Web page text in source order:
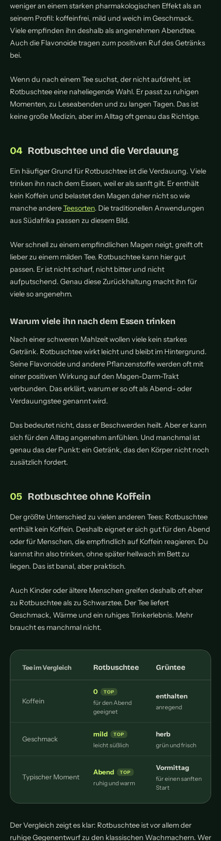
weniger an einem starken pharmakologischen Effekt als an
seinem Profil: koffeinfrei, mild und weich im Geschmack.
Viele empfinden ihn deshalb als angenehmen Abendtee.
Auch die Flavonoide tragen zum positiven Ruf des Getränks
bei.
Wenn du nach einem Tee suchst, der nicht aufdreht, ist
Rotbuschtee eine naheliegende Wahl. Er passt zu ruhigen
Momenten, zu Leseabenden und zu langen Tagen. Das ist
keine große Medizin, aber im Alltag oft genau das Richtige.
Rotbuschtee und die Verdauung
Ein häufiger Grund für Rotbuschtee ist die Verdauung. Viele
trinken ihn nach dem Essen, weil er als sanft gilt. Er enthält
kein Koffein und belastet den Magen daher nicht so wie
manche andereTeesorten. Die traditionellen Anwendungen
aus Südafrika passen zu diesem Bild.
Wer schnell zu einem empfindlichen Magen neigt, greift oft
lieber zu einem milden Tee. Rotbuschtee kann hier gut
passen. Er ist nicht scharf, nicht bitter und nicht
aufputschend. Genau diese Zurückhaltung macht ihn für
viele so angenehm.
Warum viele ihn nach dem Essen trinken
Nach einer schweren Mahlzeit wollen viele kein starkes
Getränk. Rotbuschtee wirkt leicht und bleibt im Hintergrund.
Seine Flavonoide und andere Pflanzenstoffe werden oft mit
einer positiven Wirkung auf den Magen-Darm-Trakt
verbunden. Das erklärt, warum er so oft als Abend- oder
Verdauungstee genannt wird.
Das bedeutet nicht, dass er Beschwerden heilt. Aber er kann
sich für den Alltag angenehm anfühlen. Und manchmal ist
genau das der Punkt: ein Getränk, das den Körper nicht noch
zusätzlich fordert.
Rotbuschtee ohne Koffein
Der größte Unterschied zu vielen anderen Tees: Rotbuschtee
enthält kein Koffein. Deshalb eignet er sich gut für den Abend
oder für Menschen, die empfindlich auf Koffein reagieren. Du
kannst ihn also trinken, ohne später hellwach im Bett zu
liegen. Das ist banal, aber praktisch.
Auch Kinder oder ältere Menschen greifen deshalb oft eher
zu Rotbuschtee als zu Schwarztee. Der Tee liefert
Geschmack, Wärme und ein ruhiges Trinkerlebnis. Mehr
braucht es manchmal nicht.
Tee im Vergleich Rotbuschtee Grüntee
Koffein
0
für den Abend
geeignet
enthalten
anregend
Geschmack
mild
leicht süßlich
herb
grün und frisch
Typischer Moment
Abend
ruhig und warm
Vormittag
für einen sanften
Start
Der Vergleich zeigt es klar: Rotbuschtee ist vor allem der
ruhige Gegenentwurf zu den klassischen Wachmachern. Wer